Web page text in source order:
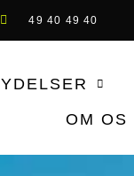
49 40 49 40
YDELSER
OM OS